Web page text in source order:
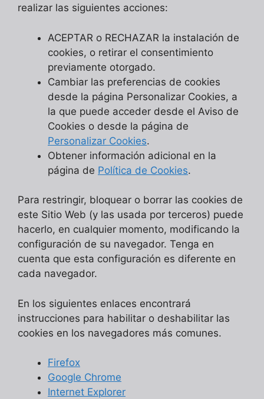
realizar las siguientes acciones:
ACEPTAR o RECHAZAR la instalación de
cookies, o retirar el consentimiento
previamente otorgado.
Cambiar las preferencias de cookies
desde la página Personalizar Cookies, a
la que puede acceder desde el Aviso de
Cookies o desde la página de
Personalizar Cookies.
Obtener información adicional en la
página de Política de Cookies.
Para restringir, bloquear o borrar las cookies de
este Sitio Web (y las usada por terceros) puede
hacerlo, en cualquier momento, modificando la
configuración de su navegador. Tenga en
cuenta que esta configuración es diferente en
cada navegador.
En los siguientes enlaces encontrará
instrucciones para habilitar o deshabilitar las
cookies en los navegadores más comunes.
Firefox
Google Chrome
Internet Explorer